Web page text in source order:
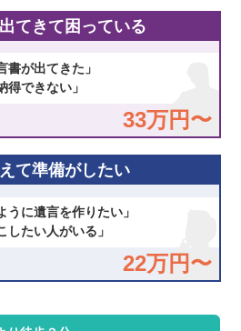
てきて困っている
書が出てきた」
得できない」
33万円〜
て準備がしたい
うに遺言を作りたい」
したい人がいる」
22万円〜